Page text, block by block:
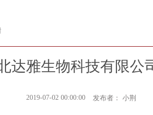
达雅生物科技有限公
2019-07-02 00:00:00 发布者： 小荆